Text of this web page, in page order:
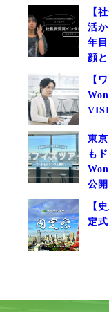
【
活
年
顔
【
東
も
公開
【
定